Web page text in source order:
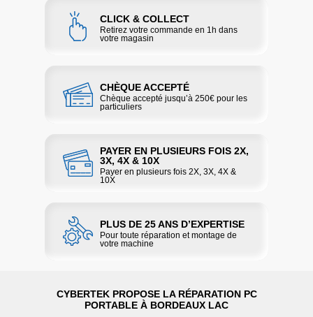
CLICK & COLLECT
Retirez votre commande en 1h dans
votre magasin
CHÈQUE ACCEPTÉ
Chèque accepté jusqu’à 250€ pour les
particuliers
PAYER EN PLUSIEURS FOIS 2X,
3X, 4X & 10X
Payer en plusieurs fois 2X, 3X, 4X &
10X
PLUS DE 25 ANS D’EXPERTISE
Pour toute réparation et montage de
votre machine
CYBERTEK PROPOSE LA RÉPARATION PC
PORTABLE À BORDEAUX LAC